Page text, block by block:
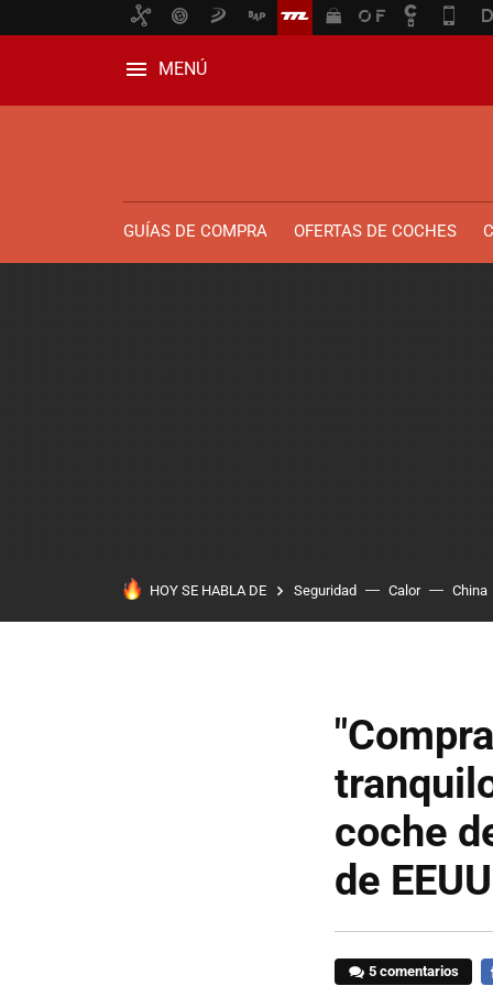
MENÚ
GUÍAS DE COMPRA OFERTAS DE COCHES
HOY SE HABLA DE Seguridad Calor China
coche
de
5 comentarios